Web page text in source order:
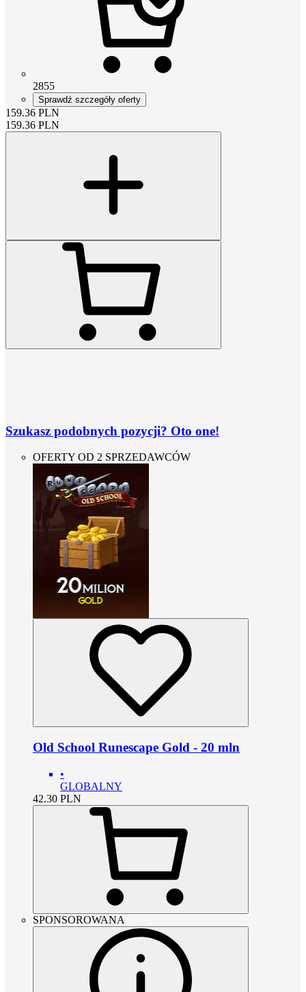
2855
Sprawdź szczegóły oferty
159.36 PLN
159.36 PLN
Szukasz podobnych pozycji? Oto one!
OFERTY OD 2 SPRZEDAWCÓW
Old School Runescape Gold - 20 mln
•
GLOBALNY
42.30 PLN
SPONSOROWANA